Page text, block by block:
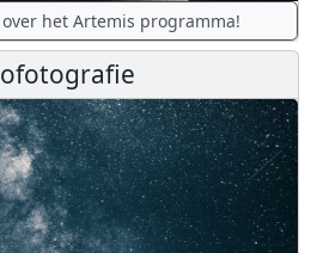
het Artemis programma!